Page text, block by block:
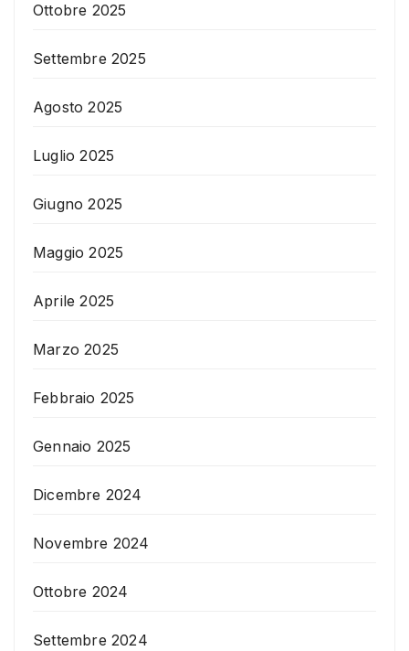
Ottobre 2025
Settembre 2025
Agosto 2025
Luglio 2025
Giugno 2025
Maggio 2025
Aprile 2025
Marzo 2025
Febbraio 2025
Gennaio 2025
Dicembre 2024
Novembre 2024
Ottobre 2024
Settembre 2024